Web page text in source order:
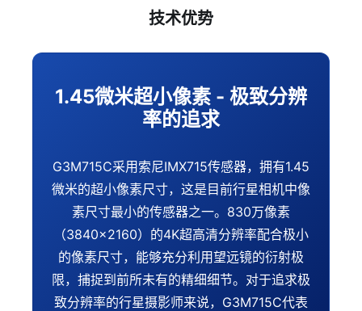
技术优势
1.45微米超小像素 - 极致分辨
率的追求
G3M715C采用索尼IMX715传感器，拥有1.45
微米的超小像素尺寸，这是目前行星相机中像
素尺寸最小的传感器之一。830万像素
（3840×2160）的4K超高清分辨率配合极小
的像素尺寸，能够充分利用望远镜的衍射极
限，捕捉到前所未有的精细细节。对于追求极
致分辨率的行星摄影师来说，G3M715C代表